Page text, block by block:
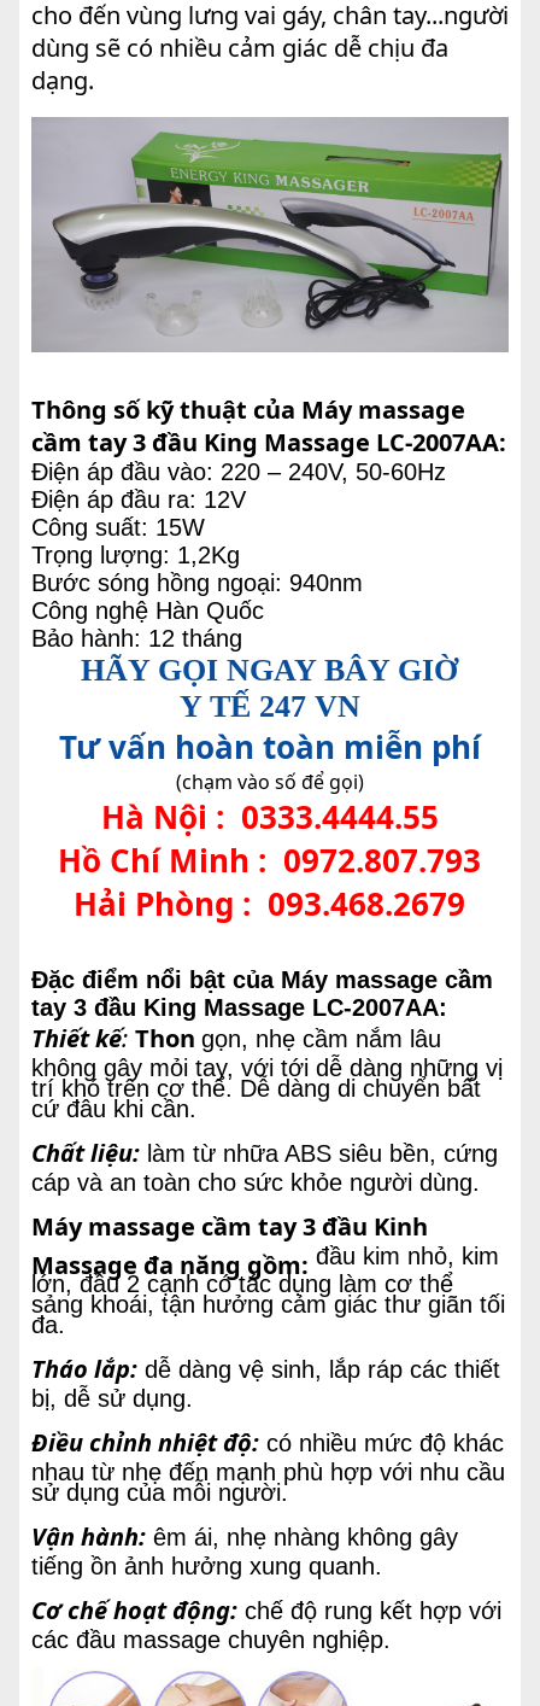
cho đến vùng lưng vai gáy, chân tay...người
dùng sẽ có nhiều cảm giác dễ chịu đa
dạng.
Thông số kỹ thuật của Máy massage
cầm tay 3 đầu King Massage LC-2007AA:
Điện áp đầu vào: 220 – 240V, 50-60Hz
Điện áp đầu ra: 12V
Công suất: 15W
Trọng lượng: 1,2Kg
Bước sóng hồng ngoại: 940nm
Công nghệ Hàn Quốc
Bảo hành: 12 tháng
HÃY GỌI NGAY BÂY GIỜ
Y TẾ 247 VN
Tư vấn hoàn toàn miễn phí
(chạm vào số để gọi)
Hà Nội : 0333.4444.55
Hồ Chí Minh : 0972.807.793
Hải Phòng : 093.468.2679
Đặc điểm nổi bật của Máy massage cầm
tay 3 đầu King Massage LC-2007AA:
Thiết kế: Thon gọn, nhẹ cầm nắm lâu
không gây mỏi tay, với tới dễ dàng những vị
trí khó trên cơ thể. Dễ dàng di chuyển bất
cứ đâu khi cần.
Chất liệu:làm từ nhữa ABS siêu bền, cứng
cáp và an toàn cho sức khỏe người dùng.
Máy massage cầm tay 3 đầu Kinh
Massage đa năng gồm: đầu kim nhỏ, kim
lớn, đầu 2 cạnh có tác dụng làm cơ thể
sảng khoái, tận hưởng cảm giác thư giãn tối
đa.
Tháo lắp:dễ dàng vệ sinh, lắp ráp các thiết
bị, dễ sử dụng.
Điều chỉnh nhiệt độ:có nhiều mức độ khác
nhau từ nhẹ đến mạnh phù hợp với nhu cầu
sử dụng của mỗi người.
Vận hành:êm ái, nhẹ nhàng không gây
tiếng ồn ảnh hưởng xung quanh.
Cơ chế hoạt động:chế độ rung kết hợp với
các đầu massage chuyên nghiệp.